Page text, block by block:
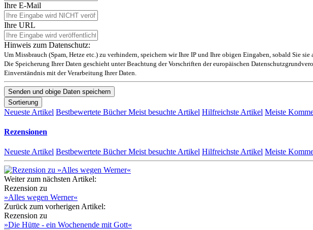
Ihre E-Mail
Ihre URL
Hinweis zum Datenschutz:
Um Missbrauch (Spam, Hetze etc.) zu verhindern, speichern wir Ihre IP und Ihre obigen Eingaben, sobald Sie
Die Speicherung Ihrer Daten geschieht unter Beachtung der Vorschriften der europäischen
Einverständnis mit der Verarbeitung Ihrer Daten.
Sortierung
Neueste Artikel Bestbewertete BücherMeist besuchte Artikel Hilfreichste Artikel Meiste
Rezensionen
Neueste Artikel Bestbewertete BücherMeist besuchte Artikel Hilfreichste Artikel Meiste
Weiter zum nächsten Artikel:
Rezension zu
»Alles wegen Werner«
Zurück zum vorherigen Artikel:
Rezension zu
»Die Hütte - ein Wochenende mit Gott«